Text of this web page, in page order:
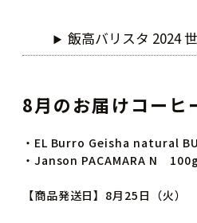
飯高バリスタ 2024
8月のお届けコーヒ
・EL Burro Geisha natural
・Janson PACAMARA N 100g
【商品発送日】8月25日（火）